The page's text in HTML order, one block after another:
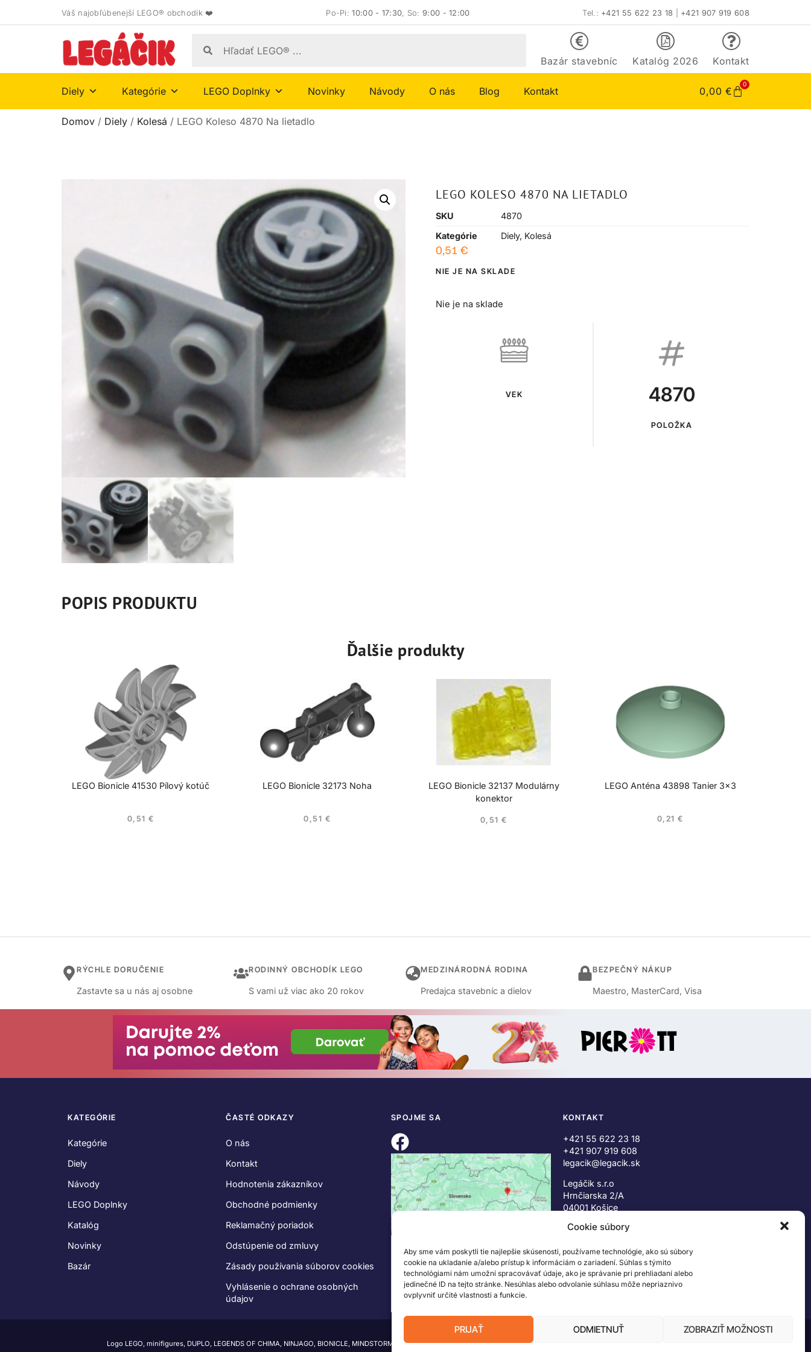
Cookie súbory
Aby sme vám poskytli tie najlepšie skúsenosti, používame technológie, ako sú súbory
cookie na ukladanie a/alebo prístup k informáciám o zariadení. Súhlas s týmito
technológiami nám umožní spracovávať údaje, ako je správanie pri prehliadaní alebo
jedinečné ID na tejto stránke. Nesúhlas alebo odvolanie súhlasu môže nepriaznivo
ovplyvniť určité vlastnosti a funkcie.
PRIJAŤ ODMIETNUŤ ZOBRAZIŤ MOŽNOSTI
Váš najobľúbenejší LEGO® obchodík ❤️ Po-Pi:10:00 - 17:30, So:9:00 - 12:00 Tel.: +421 55 622 23 18 +421 907 919 608
Bazár stavebníc Katalóg 2026 Kontakt
Diely Kategórie LEGO Doplnky Novinky Návody O nás Blog Kontakt 0,00 €
0
Domov / Diely / Kolesá / LEGO Koleso 4870 Na lietadlo
LEGO KOLESO 4870 NA LIETADLO
SKU
4870
Kategórie
Diely, Kolesá
0,51 €
NIE JE NA SKLADE
Nie je na sklade
VEK 4870
POLOŽKA
POPIS PRODUKTU
Ďalšie produkty
LEGO Bionicle 41530 Pílový kotúč
0,51€
LEGO Bionicle 32173 Noha
0,51 €
LEGO Bionicle 32137 Modulárny
konektor
0,51€
LEGO Anténa 43898 Tanier 3×3
0,21€
RÝCHLE DORUČENIE
Zastavte sa u nás aj osobne
RODINNÝ OBCHODÍK LEGO
S vami už viac ako 20 rokov
MEDZINÁRODNÁ RODINA
Predajca stavebníc a dielov
BEZPEČNÝ NÁKUP
Maestro, MasterCard, Visa
KATEGÓRIE
Kategórie
Diely
Návody
LEGO Doplnky
Katalóg
Novinky
Bazár
ČASTÉ ODKAZY
O nás
Kontakt
Hodnotenia zákazníkov
Obchodné podmienky
Reklamačný poriadok
Odstúpenie od zmluvy
Zásady používania súborov cookies
Vyhlásenie o ochrane osobných
údajov
SPOJME SA KONTAKT
+421 55 622 23 18
+421 907 919 608
legacik@legacik.sk
Legáčik s.r.o
Hrnčiarska 2/A
04001 Košice
IČ DPH: SK2023978330
Logo LEGO, minifigures, DUPLO, LEGENDS OF CHIMA, NINJAGO, BIONICLE, MINDSTORMS a MIXELS sú ochranné známky LEGO Group. ©2026 The LEGO Group. Všetky práva vyhradené